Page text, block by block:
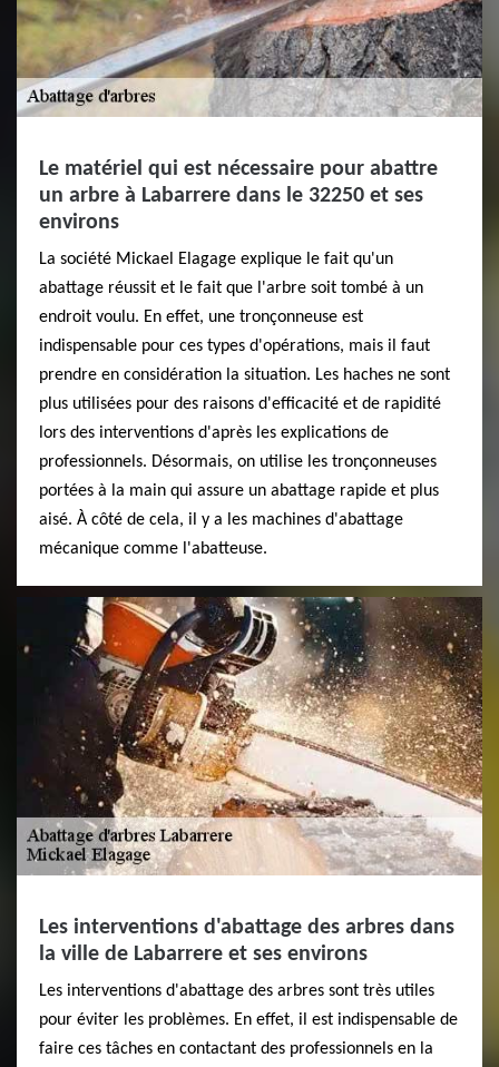
Le matériel qui est nécessaire pour abattre
un arbre à Labarrere dans le 32250 et ses
environs
La société Mickael Elagage explique le fait qu'un
abattage réussit et le fait que l'arbre soit tombé à un
endroit voulu. En effet, une tronçonneuse est
indispensable pour ces types d'opérations, mais il faut
prendre en considération la situation. Les haches ne sont
plus utilisées pour des raisons d'efficacité et de rapidité
lors des interventions d'après les explications de
professionnels. Désormais, on utilise les tronçonneuses
portées à la main qui assure un abattage rapide et plus
aisé. À côté de cela, il y a les machines d'abattage
mécanique comme l'abatteuse.
Les interventions d'abattage des arbres dans
la ville de Labarrere et ses environs
Les interventions d'abattage des arbres sont très utiles
pour éviter les problèmes. En effet, il est indispensable de
faire ces tâches en contactant des professionnels en la